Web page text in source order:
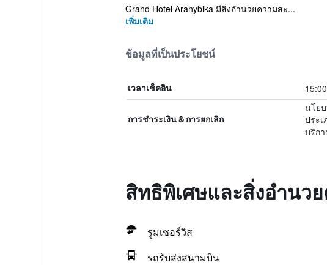
Grand Hotel Aranybika มีสิ่งอำนวยความสะ...
เพิ่มเติม
ข้อมูลที่เป็นประโยชน์
เวลาเช็คอิน 15:00
การชำระเงิน & การยกเลิก
นโย
ประ
บริกา
สิทธิพิเศษและสิ่งอำนว
รูมเซอร์วิส
รถรับส่งสนามบิน